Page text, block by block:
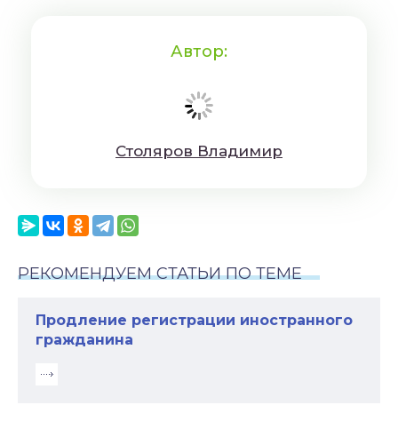
Автор:
Cтoляpoв Влaдимиp
РЕКОМЕНДУЕМ СТАТЬИ ПО ТЕМЕ
Продление регистрации иностранного
гражданина